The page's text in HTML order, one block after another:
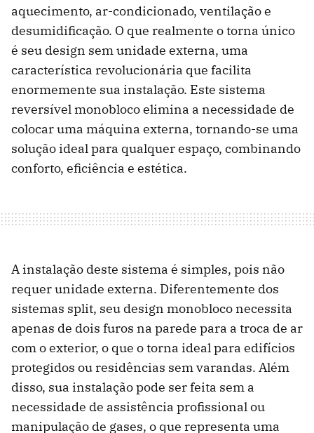
aquecimento, ar-condicionado, ventilação e
desumidificação. O que realmente o torna único
é seu design sem unidade externa, uma
característica revolucionária que facilita
enormemente sua instalação. Este sistema
reversível monobloco elimina a necessidade de
colocar uma máquina externa, tornando-se uma
solução ideal para qualquer espaço, combinando
conforto, eficiência e estética.
A instalação deste sistema é simples, pois não
requer unidade externa. Diferentemente dos
sistemas split, seu design monobloco necessita
apenas de dois furos na parede para a troca de ar
com o exterior, o que o torna ideal para edifícios
protegidos ou residências sem varandas. Além
disso, sua instalação pode ser feita sem a
necessidade de assistência profissional ou
manipulação de gases, o que representa uma